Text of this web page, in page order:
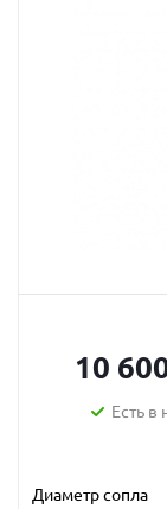
10
Есть в
Диаметр сопла